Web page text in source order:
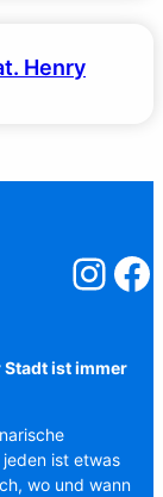
Henry
Stadt ist immer
ist etwas
wo und wann